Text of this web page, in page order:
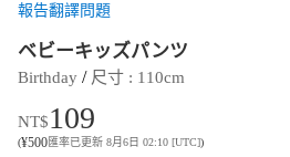
報告翻譯問題
ベビーキッズパンツ
Birthday / 尺寸 : 110cm
NT$109
(¥500匯率已更新 8月6日 02:10 [UTC])